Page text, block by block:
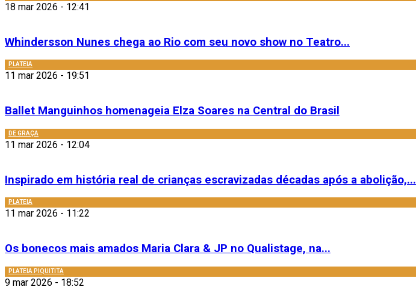
18 mar 2026 - 12:41
Whindersson Nunes chega ao Rio com seu novo show no Teatro...
PLATEIA
11 mar 2026 - 19:51
Ballet Manguinhos homenageia Elza Soares na Central do Brasil
DE GRAÇA
11 mar 2026 - 12:04
Inspirado em história real de crianças escravizadas décadas após a abolição,...
PLATEIA
11 mar 2026 - 11:22
Os bonecos mais amados Maria Clara & JP no Qualistage, na...
PLATEIA PIQUITITA
9 mar 2026 - 18:52